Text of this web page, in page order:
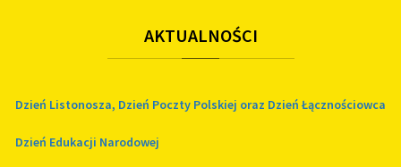
AKTUALNOŚCI
Dzień Listonosza, Dzień Poczty Polskiej oraz Dzień Łącznościowca
Dzień Edukacji Narodowej